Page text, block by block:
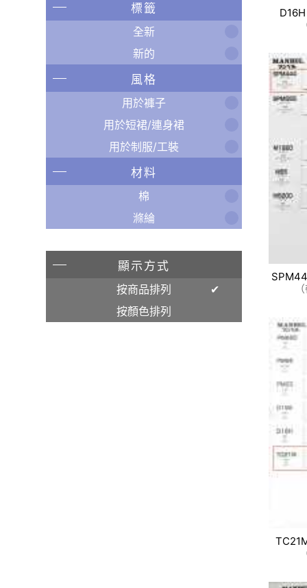
標籤
全新
新的
風格
用於褲子
用於短裙/連身裙
用於制服/工裝
材料
棉
滌綸
顯示方式
按商品排列
按顏色排列
D16H